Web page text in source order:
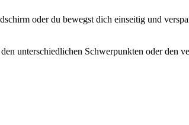
oder du bewegst dich einseitig und
unterschiedlichen Schwerpunkten oder den